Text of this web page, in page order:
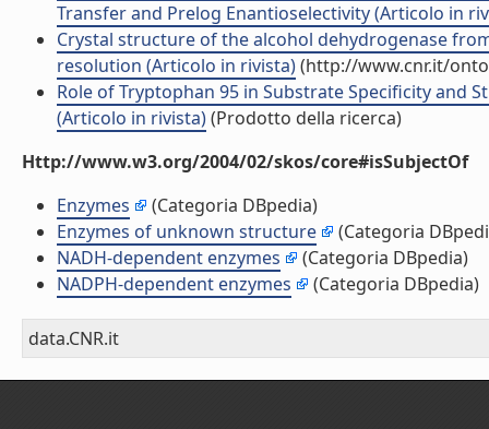
Transfer and Prelog Enantioselectivity (Articolo in
Crystal structure of the alcohol dehydrogenase
resolution (Articolo in rivista)(http://www.cnr.it/
Role of Tryptophan 95 in Substrate Specificity and
(Articolo in rivista)(Prodotto della ricerca)
Http://www.w3.org/2004/02/skos/core#isSubjectOf
Enzymes
(Categoria DBpedia)
Enzymes of unknown structure
(Categoria
NADH-dependent enzymes
(Categoria DBpedia)
NADPH-dependent enzymes
(Categoria DBpedia)
data.CNR.it